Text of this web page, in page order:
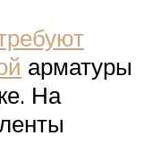
арматуры
На